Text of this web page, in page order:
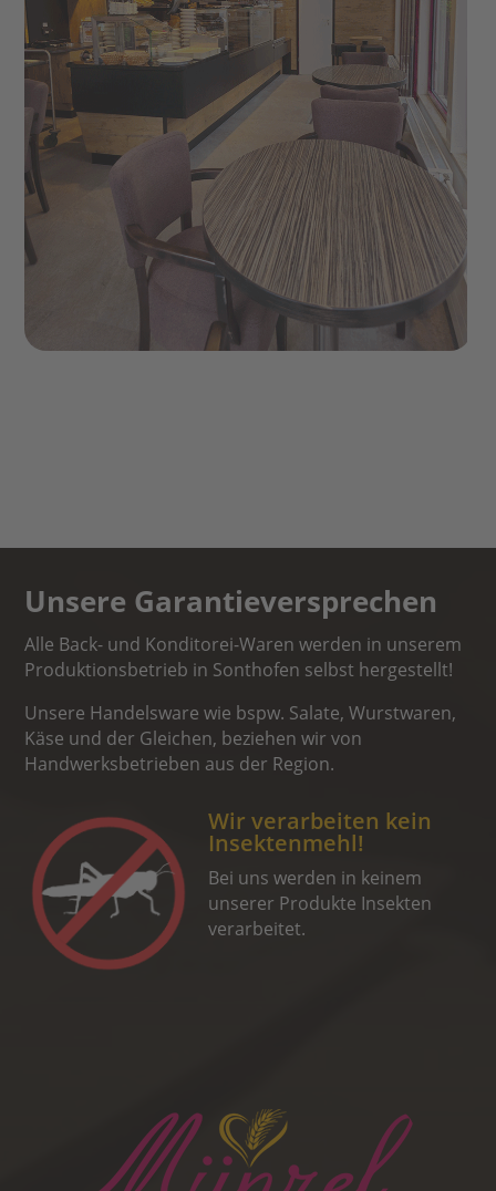
Unsere Garantieversprechen
Alle Back- und Konditorei-Waren werden in unserem
Produktionsbetrieb in Sonthofen selbst hergestellt!
Unsere Handelsware wie bspw. Salate, Wurstwaren,
Käse und der Gleichen, beziehen wir von
Handwerksbetrieben aus der Region.
Wir verarbeiten kein
Insektenmehl!
Bei uns werden in keinem
unserer Produkte Insekten
verarbeitet.